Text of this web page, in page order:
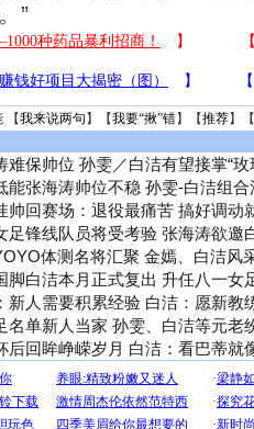
”
【我来说两句 】【我要“揪”错】【推荐】
难保帅位 孙雯／白洁有望接掌“玫
能张海涛帅位不稳 孙雯-白洁组合
帅回赛场：退役最痛苦 搞好调动
足锋线队员将受考验 张海涛欲邀
体测名将汇聚 金嫣、白洁风
脚白洁本月正式复出 升任八一女
新人需要积累经验 白洁：愿新教
名单新人当家 孙雯、白洁等元老
后回眸峥嵘岁月 白洁：看巴蒂就